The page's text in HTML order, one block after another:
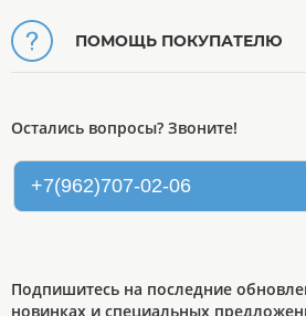
ПОМОЩЬ ПОКУПАТЕЛЮ
Остались вопросы? Звоните!
+7(962)707-02-06
Подпишитесь на последние
новинках и специальных